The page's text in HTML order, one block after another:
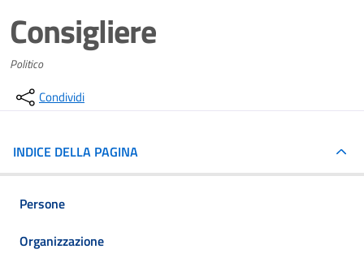
Consigliere
Politico
Condividi
INDICE DELLA PAGINA
Persone
Organizzazione